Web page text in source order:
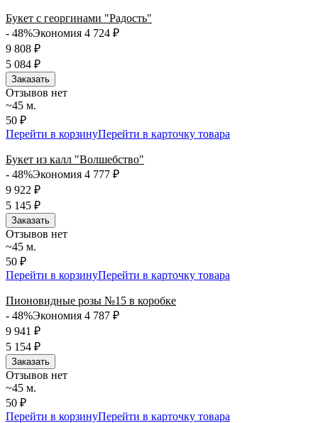
Букет с георгинами "Радость"
- 48%Экономия 4 724 ₽
9 808 ₽
5 084 ₽
Заказать
Отзывов нет
~45 м.
50 ₽
Перейти в корзинуПерейти в карточку товара
Букет из калл "Волшебство"
- 48%Экономия 4 777 ₽
9 922 ₽
5 145 ₽
Заказать
Отзывов нет
~45 м.
50 ₽
Перейти в корзинуПерейти в карточку товара
Пионовидные розы №15 в коробке
- 48%Экономия 4 787 ₽
9 941 ₽
5 154 ₽
Заказать
Отзывов нет
~45 м.
50 ₽
Перейти в корзинуПерейти в карточку товара